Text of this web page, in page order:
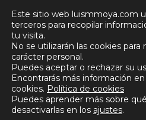
contenido
Este sitio web luismmoya.com
terceros para recopilar
tu visita.
No se utilizarán las cookies
carácter personal.
Puedes aceptar o rechazar su
Encontrarás más información
cookies. Política de cookies
Puedes aprender más sobre
desactivarlas en los ajustes.